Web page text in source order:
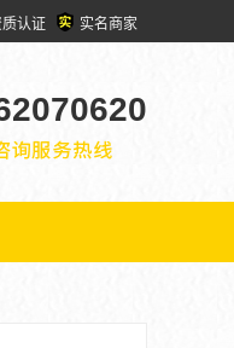
认证 实名商家